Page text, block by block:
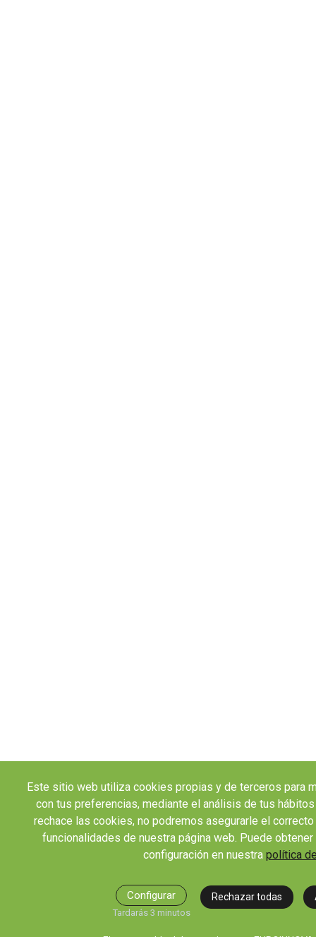
Este sitio web utiliza cookies propias y de terceros para
con tus preferencias, mediante el análisis de tus
rechace las cookies, no podremos asegurarle el
funcionalidades de nuestra página web. Puede
configuración en nuestra política
Configurar
Tardarás 3 minutos
Rechazar todas